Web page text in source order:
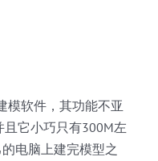
模软件，其功能不亚
且它小巧只有300M左
电脑上建完模型之